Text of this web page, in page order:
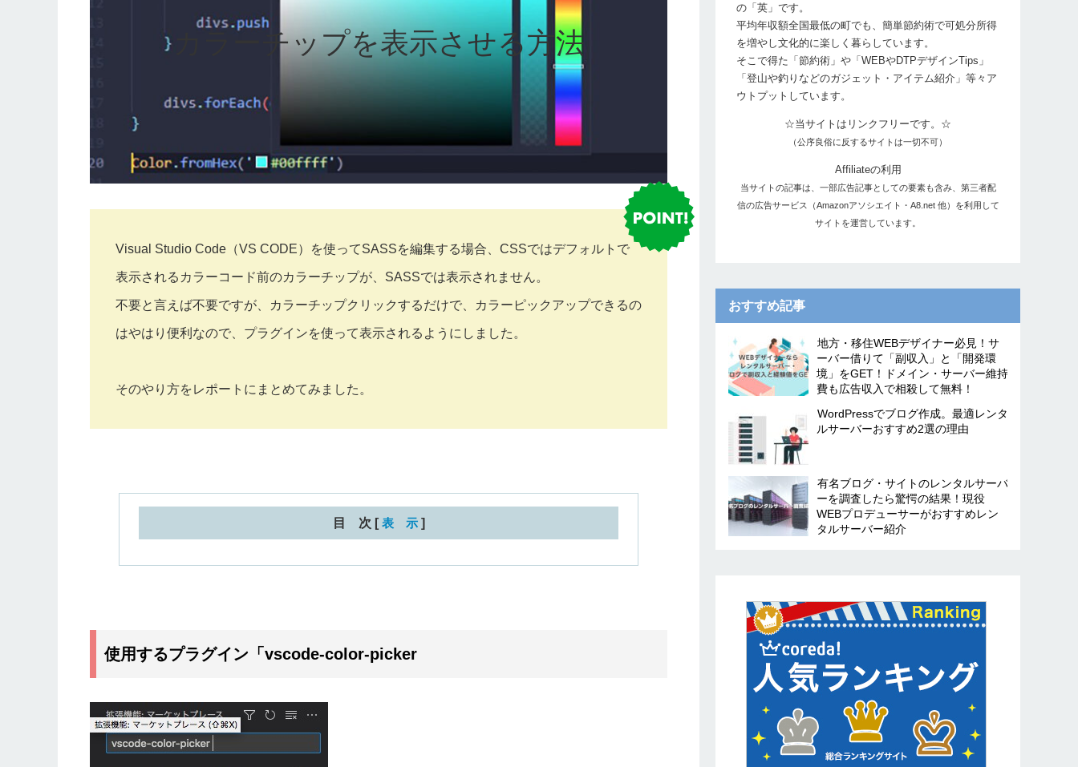
カラーチップを表示させる方法
Visual Studio Code（VS CODE）を使ってSASSを編集する場合、CSSではデフォルトで
表示されるカラーコード前のカラーチップが、SASSでは表示されません。
不要と言えば不要ですが、カラーチップクリックするだけで、カラーピックアップできるの
はやはり便利なので、プラグインを使って表示されるようにしました。
そのやり方をレポートにまとめてみました。
目 次 [ 表 示 ]
使用するプラグイン「vscode-color-picker
の「英」です。
平均年収額全国最低の町でも、簡単節約術で可処分所得
を増やし文化的に楽しく暮らしています。
そこで得た「節約術」や「WEBやDTPデザインTips」
「登山や釣りなどのガジェット・アイテム紹介」等々ア
ウトプットしています。
☆当サイトはリンクフリーです。☆
（公序良俗に反するサイトは一切不可）
Affiliateの利用
当サイトの記事は、一部広告記事としての要素も含み、第三者配
信の広告サービス（Amazonアソシエイト・A8.net 他）を利用して
サイトを運営しています。
おすすめ記事
地方・移住WEBデザイナー必見！サ
ーバー借りて「副収入」と「開発環
境」をGET！ドメイン・サーバー維持
費も広告収入で相殺して無料！
WordPressでブログ作成。最適レンタ
ルサーバーおすすめ2選の理由
有名ブログ・サイトのレンタルサーバ
ーを調査したら驚愕の結果！現役
WEBプロデューサーがおすすめレン
タルサーバー紹介